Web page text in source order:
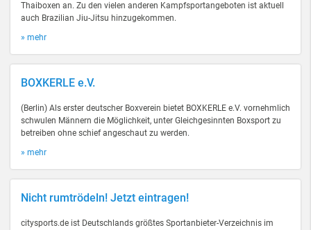
Thaiboxen an. Zu den vielen anderen Kampfsportangeboten ist aktuell
auch Brazilian Jiu-Jitsu hinzugekommen.
» mehr
BOXKERLE e.V.
(Berlin) Als erster deutscher Boxverein bietet BOXKERLE e.V. vornehmlich
schwulen Männern die Möglichkeit, unter Gleichgesinnten Boxsport zu
betreiben ohne schief angeschaut zu werden.
» mehr
Nicht rumtrödeln! Jetzt eintragen!
citysports.de ist Deutschlands größtes Sportanbieter-Verzeichnis im